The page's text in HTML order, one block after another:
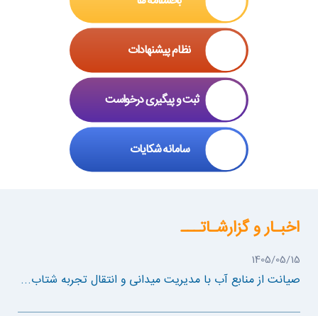
نظام پیشنهادات
ثبت و پیگیری درخواست
سامانه شکایات
اخبـار و گزارشـاتـــ
1405/05/15
صیانت از منابع آب با مدیریت میدانی و انتقال تجربه شتاب...